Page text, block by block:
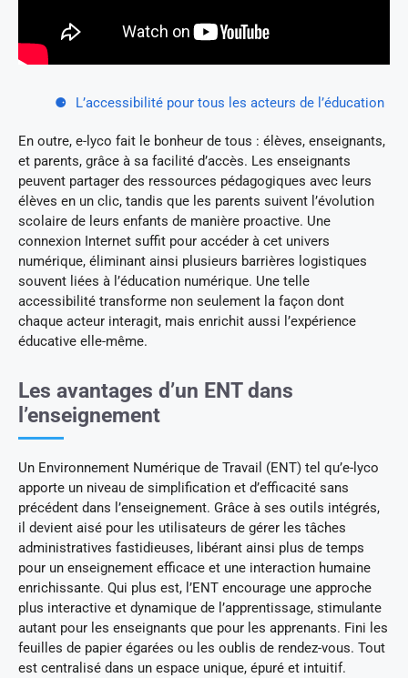
L’accessibilité pour tous les acteurs de l’éducation
En outre, e-lyco fait le bonheur de tous : élèves, enseignants,
et parents, grâce à sa facilité d’accès. Les enseignants
peuvent partager des ressources pédagogiques avec leurs
élèves en un clic, tandis que les parents suivent l’évolution
scolaire de leurs enfants de manière proactive. Une
connexion Internet suffit pour accéder à cet univers
numérique, éliminant ainsi plusieurs barrières logistiques
souvent liées à l’éducation numérique. Une telle
accessibilité transforme non seulement la façon dont
chaque acteur interagit, mais enrichit aussi l’expérience
éducative elle-même.
Les avantages d’un ENT dans
l’enseignement
Un Environnement Numérique de Travail (ENT) tel qu’e-lyco
apporte un niveau de simplification et d’efficacité sans
précédent dans l’enseignement. Grâce à ses outils intégrés,
il devient aisé pour les utilisateurs de gérer les tâches
administratives fastidieuses, libérant ainsi plus de temps
pour un enseignement efficace et une interaction humaine
enrichissante. Qui plus est, l’ENT encourage une approche
plus interactive et dynamique de l’apprentissage, stimulante
autant pour les enseignants que pour les apprenants. Fini les
feuilles de papier égarées ou les oublis de rendez-vous. Tout
est centralisé dans un espace unique, épuré et intuitif.